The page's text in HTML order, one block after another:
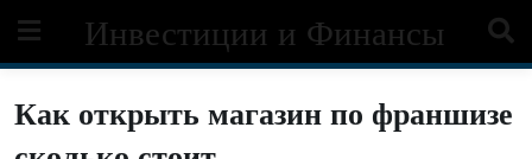
content
Инвестиции и Финансы
Как открыть магазин по франшизе